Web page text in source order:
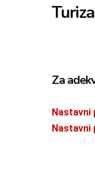
Za
Nastavni
Nastavni